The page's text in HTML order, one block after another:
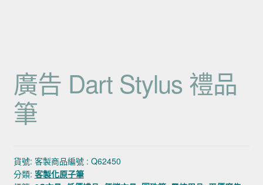
廣告 Dart Stylus 禮品
筆
貨號: 客製商品編號 : Q62450
分類: 客製化原子筆